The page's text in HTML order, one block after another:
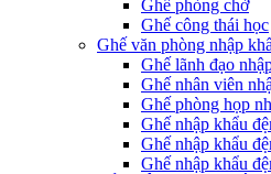
Ghế phòng chờ
Ghế công thái học
Ghế văn phòng nhập
Ghế lãnh đạo
Ghế nhân viên
Ghế phòng họp
Ghế nhập khẩu
Ghế nhập khẩu
Ghế nhập khẩu